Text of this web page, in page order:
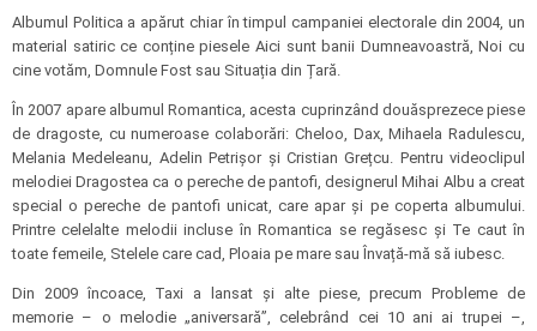
Albumul Politica a apărut chiar în timpul campaniei electorale din 2004, un
material satiric ce conține piesele Aici sunt banii Dumneavoastră, Noi cu
cine votăm, Domnule Fost sau Situația din Țară.
În 2007 apare albumul Romantica, acesta cuprinzând douăsprezece piese
de dragoste, cu numeroase colaborări: Cheloo, Dax, Mihaela Radulescu,
Melania Medeleanu, Adelin Petrișor și Cristian Grețcu. Pentru videoclipul
melodiei Dragostea ca o pereche de pantofi, designerul Mihai Albu a creat
special o pereche de pantofi unicat, care apar și pe coperta albumului.
Printre celelalte melodii incluse în Romantica se regăsesc și Te caut în
toate femeile, Stelele care cad, Ploaia pe mare sau Învață-mă să iubesc.
Din 2009 încoace, Taxi a lansat și alte piese, precum Probleme de
memorie – o melodie „aniversară”, celebrând cei 10 ani ai trupei –,